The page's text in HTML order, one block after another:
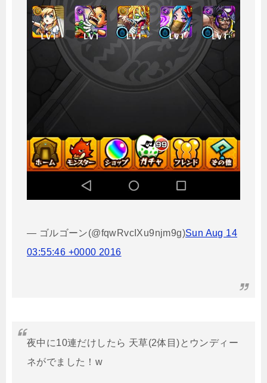
— ゴルゴーン(@fqwRvcIXu9njm9g)Sun Aug 14
03:55:46 +0000 2016
夜中に10連だけしたら 天草(2体目)とウンディー
ネがでました！w